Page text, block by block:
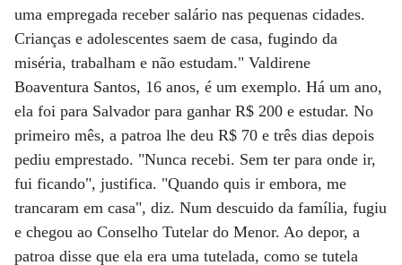
uma empregada receber salário nas pequenas cidades.
Crianças e adolescentes saem de casa, fugindo da
miséria, trabalham e não estudam." Valdirene
Boaventura Santos, 16 anos, é um exemplo. Há um ano,
ela foi para Salvador para ganhar R$ 200 e estudar. No
primeiro mês, a patroa lhe deu R$ 70 e três dias depois
pediu emprestado. "Nunca recebi. Sem ter para onde ir,
fui ficando", justifica. "Quando quis ir embora, me
trancaram em casa", diz. Num descuido da família, fugiu
e chegou ao Conselho Tutelar do Menor. Ao depor, a
patroa disse que ela era uma tutelada, como se tutela